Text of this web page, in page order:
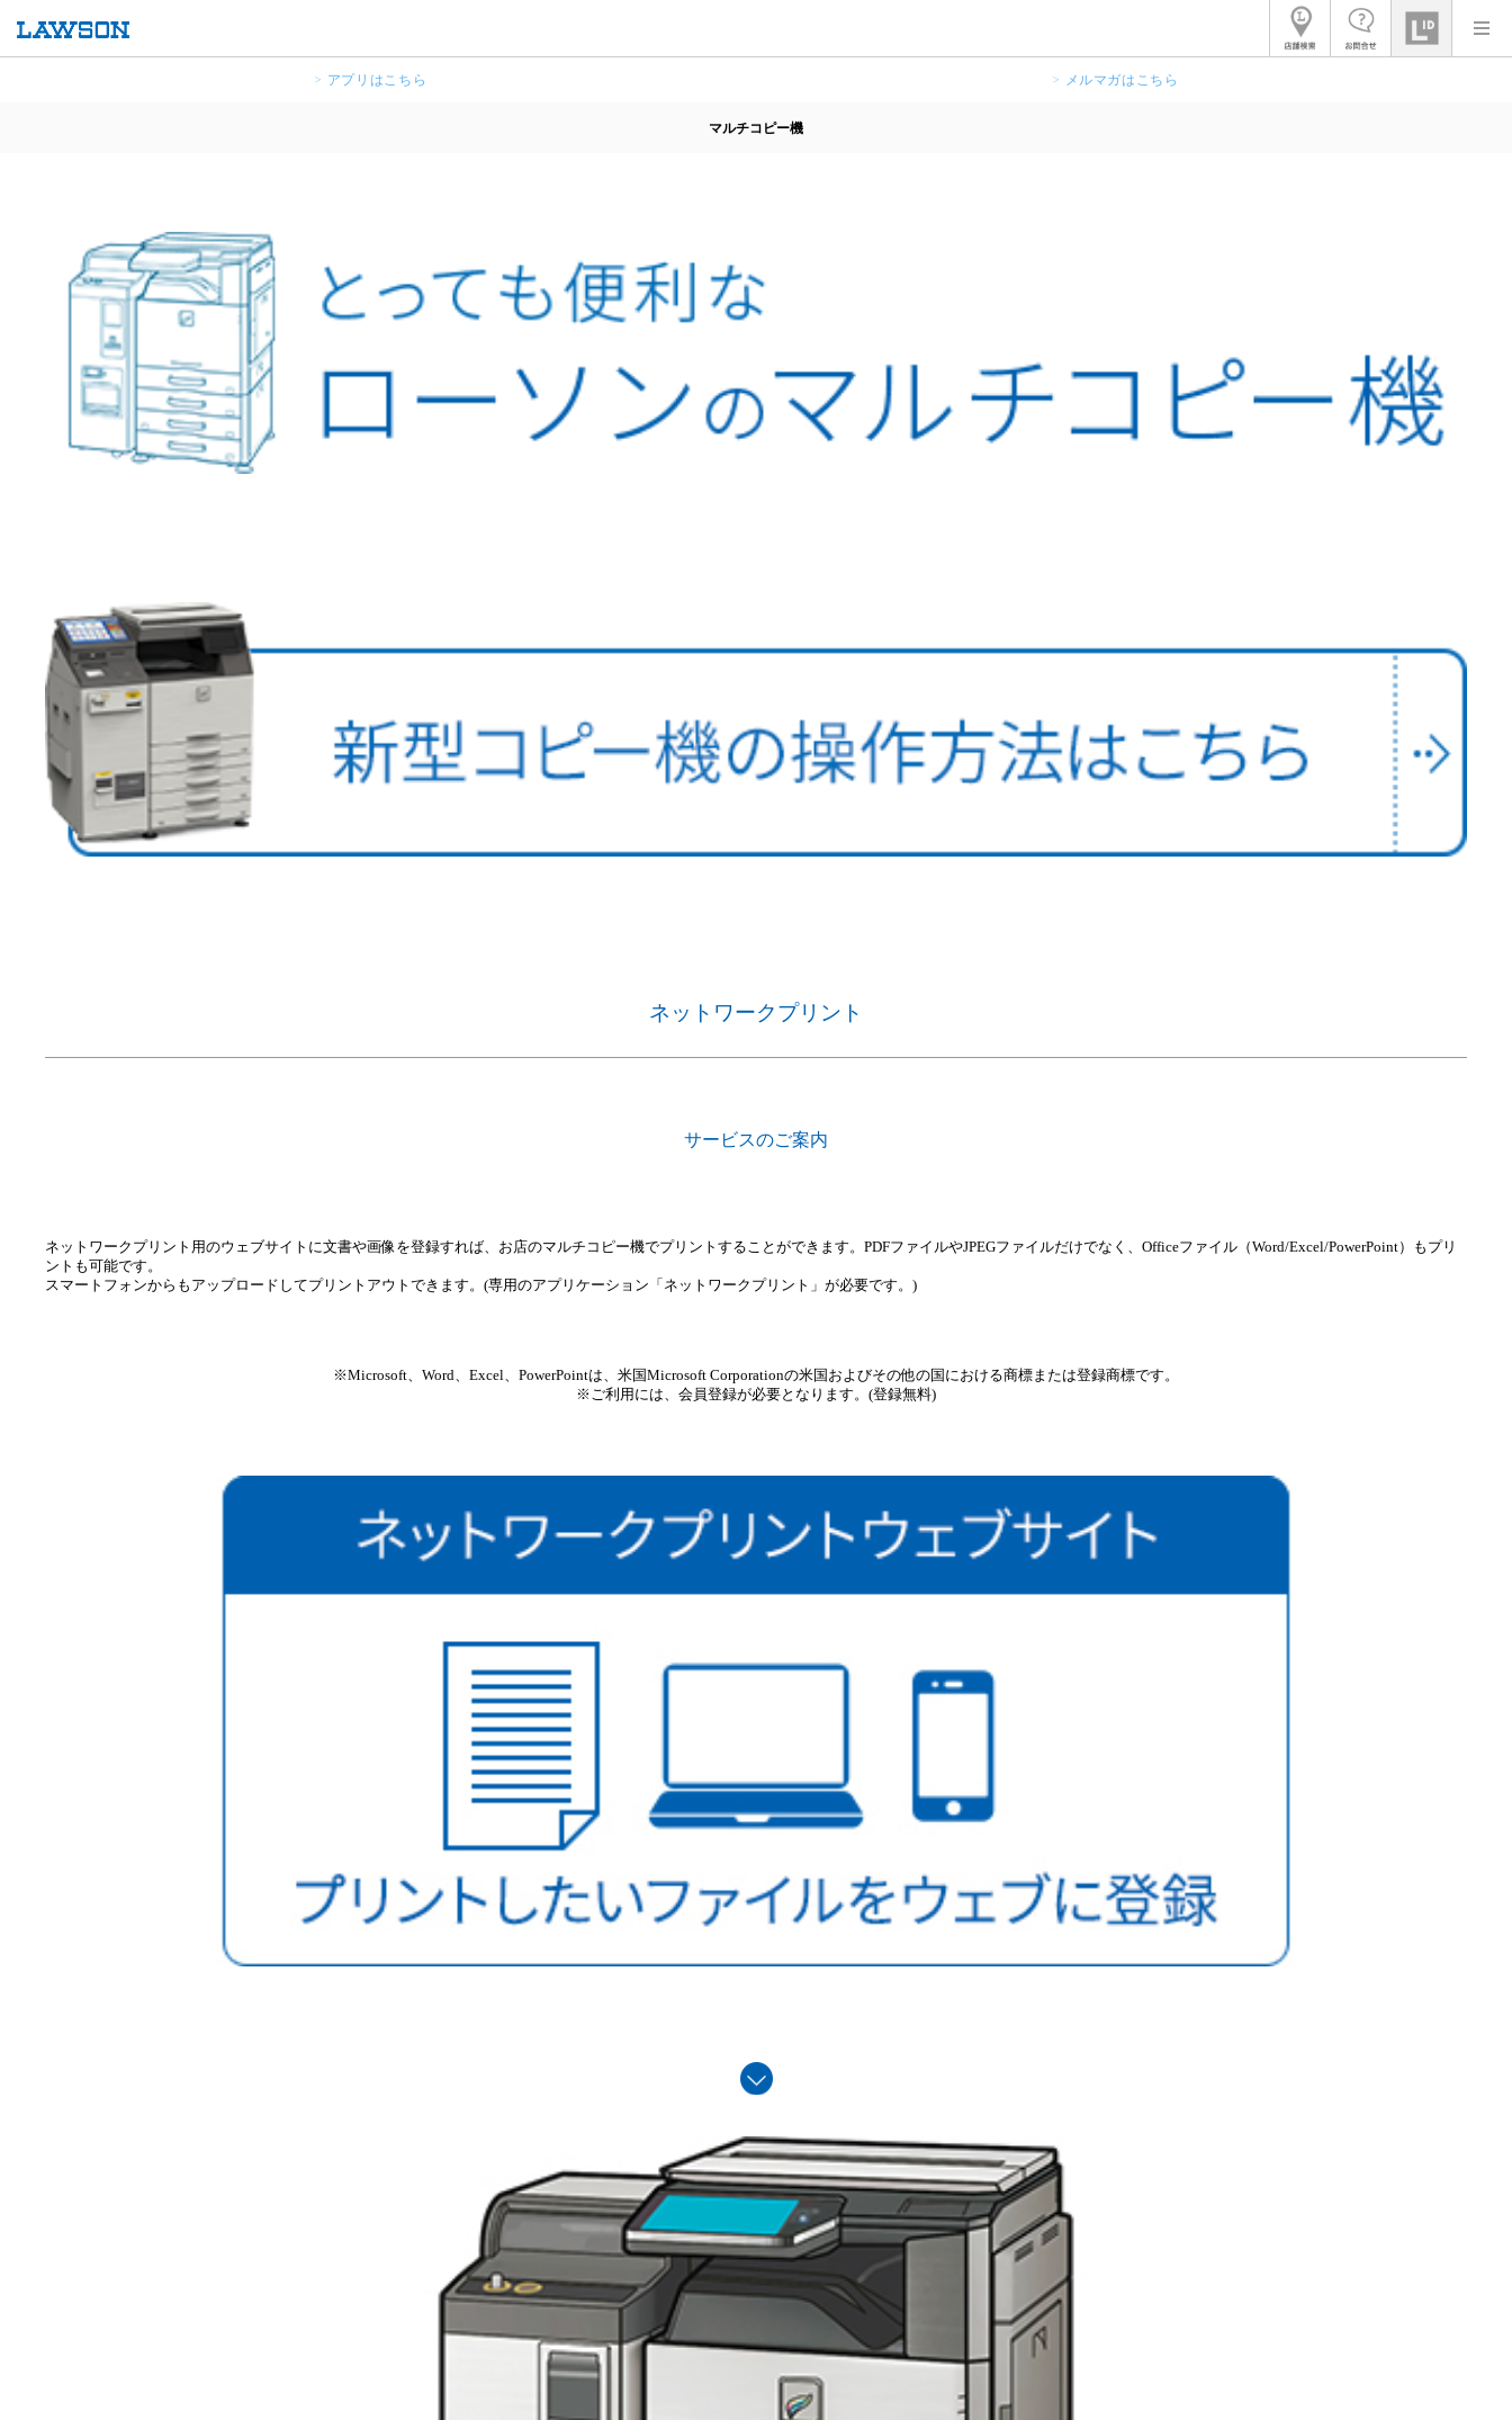
> アプリはこちら > メルマガはこちら
マルチコピー機
ネットワークプリント
サービスのご案内
ネットワークプリント用のウェブサイトに文書や画像を登録すれば、お店のマルチコピー機でプリントすることができます。PDFファイルやJPEGファイルだけでなく、Officeファイル（Word/Excel/PowerPoint）もプリ
ントも可能です。
スマートフォンからもアップロードしてプリントアウトできます。(専用のアプリケーション「ネットワークプリント」が必要です。)
※Microsoft、Word、Excel、PowerPointは、米国Microsoft Corporationの米国およびその他の国における商標または登録商標です。
※ご利用には、会員登録が必要となります。(登録無料)